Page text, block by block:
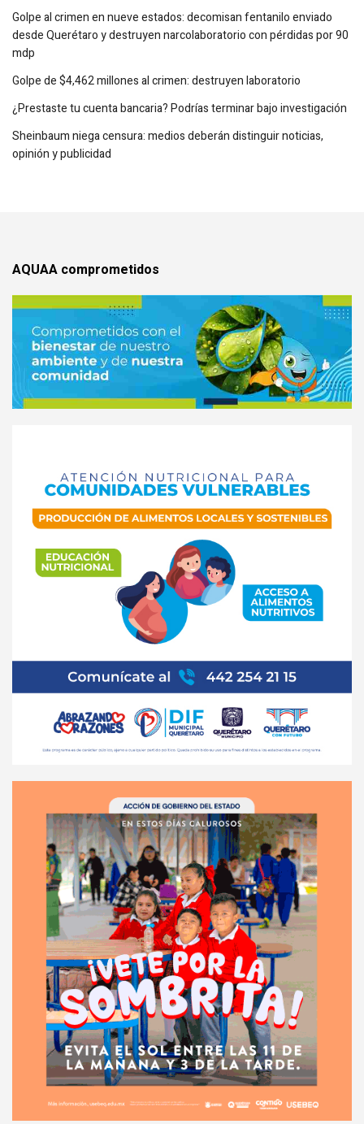
Golpe al crimen en nueve estados: decomisan fentanilo enviado
desde Querétaro y destruyen narcolaboratorio con pérdidas por 90
mdp
Golpe de $4,462 millones al crimen: destruyen laboratorio
¿Prestaste tu cuenta bancaria? Podrías terminar bajo investigación
Sheinbaum niega censura: medios deberán distinguir noticias,
opinión y publicidad
AQUAA comprometidos